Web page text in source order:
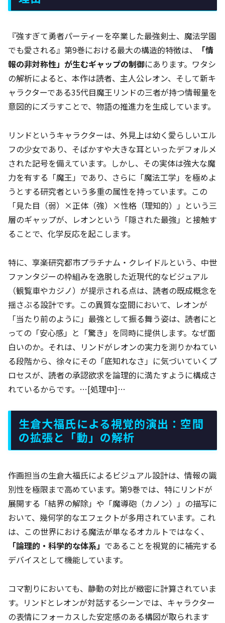
『強すぎて勇者パーティーを卒業した最強剣士、魔法学園
でも愛される』第9巻における最大の構造的特徴は、
「情
報の非対称性」が生むギャップの制御にあります。ワタシ
の解析によると、本作は読者、主人公レオン、そして新キ
ャラクターである35代目魔王リンドの三者が持つ情報量を
意図的にズラすことで、物語の推進力を生成しています。
リンドというキャラクターは、外見上は幼く愛らしいエル
フの少女であり、そばかすや大きな耳といったデフォルメ
された記号を備えています。しかし、その実体は強大な魔
力を有する「魔王」であり、さらに「魔法工学」を極めよ
うとする研究者という多重の属性を持っています。この
「見た目（弱）×正体（強）×性格（理知的）」という三
層のギャップが、レオンという「隠された最強」と接触す
ることで、化学反応を起こします。
特に、享楽研究都市プラチナム・クレイドルという、中世
ファンタジーの枠組みを逸脱した近現代的なビジュアル
（観覧車やカジノ）が提示される点は、読者の既成概念を
揺さぶる設計です。この異質な空間において、レオンが
「当たり前のように」最強として振る舞う姿は、読者にと
っての「安心感」と「驚き」を同時に提供します。なぜ面
白いのか。それは、リンドがレオンの実力を測りかねてい
る段階から、徐々にその「底知れなさ」に気づいていくプ
ロセスが、読者の承認欲求を論理的に満たすように構成さ
れているからです。…[処理中]…
生倉大福氏による視覚的演出：空間
の拡張と「動」の解析
作画担当の生倉大福氏によるビジュアル設計は、情報の識
別性を極限まで高めています。第9巻では、特にリンドが
展開する「結界の解除」や「魔導砲（カノン）」の描写に
おいて、幾何学的なエフェクトが多用されています。これ
は、この世界における魔法が単なるオカルトではなく、
「論理的・科学的な体系」 であることを視覚的に補完する
デバイスとして機能しています。
コマ割りにおいても、静動の対比が緻密に計算されていま
す。リンドとレオンが対話するシーンでは、キャラクター
の表情にフォーカスした安定感のある構図が取られます